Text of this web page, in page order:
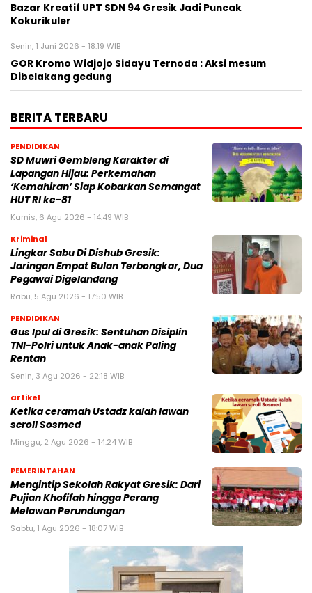
Bazar Kreatif UPT SDN 94 Gresik Jadi Puncak
Kokurikuler
Senin, 1 Juni 2026 - 18:19 WIB
GOR Kromo Widjojo Sidayu Ternoda : Aksi mesum
Dibelakang gedung
BERITA TERBARU
PENDIDIKAN
SD Muwri Gembleng Karakter di
Lapangan Hijau: Perkemahan
‘Kemahiran’ Siap Kobarkan Semangat
HUT RI ke-81
Kamis, 6 Agu 2026 - 14:49 WIB
Kriminal
Lingkar Sabu Di Dishub Gresik:
Jaringan Empat Bulan Terbongkar, Dua
Pegawai Digelandang
Rabu, 5 Agu 2026 - 17:50 WIB
PENDIDIKAN
Gus Ipul di Gresik: Sentuhan Disiplin
TNI-Polri untuk Anak-anak Paling
Rentan
Senin, 3 Agu 2026 - 22:18 WIB
artikel
Ketika ceramah Ustadz kalah lawan
scroll Sosmed
Minggu, 2 Agu 2026 - 14:24 WIB
PEMERINTAHAN
Mengintip Sekolah Rakyat Gresik: Dari
Pujian Khofifah hingga Perang
Melawan Perundungan
Sabtu, 1 Agu 2026 - 18:07 WIB